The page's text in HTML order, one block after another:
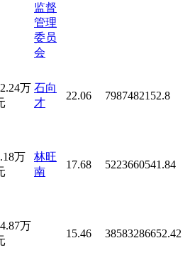
监督
管理
委员
会
万 石向
才
22.06 7987482152.8
万
林旺
南
17.68 5223660541.84
万
15.46 38583286652.42